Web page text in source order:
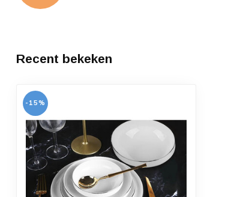
Recent bekeken
-15%